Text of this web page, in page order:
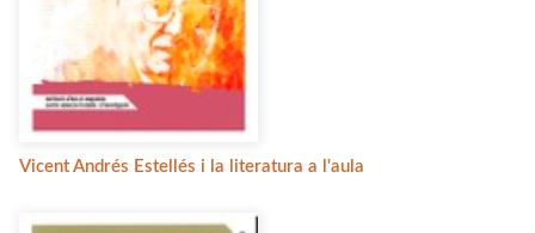
Vicent Andrés Estellés i la literatura a l'aula